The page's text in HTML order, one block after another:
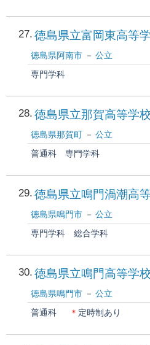
27 徳島県立富岡東高等
徳島県阿南市
公立
専門学科
28 徳島県立那賀高等学校
徳島県那賀町
公立
普通科
専門学科
29 徳島県立鳴門渦潮高
徳島県鳴門市
公立
専門学科
総合学科
30 徳島県立鳴門高等学校
徳島県鳴門市
公立
普通科
＊ 定時制あり